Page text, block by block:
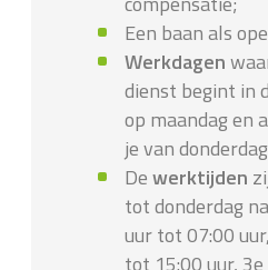
Een baan als
Werkdagen
dienst begint in
op maandag en
je van
Dewerktijden
tot donderdag
uur tot 07:00